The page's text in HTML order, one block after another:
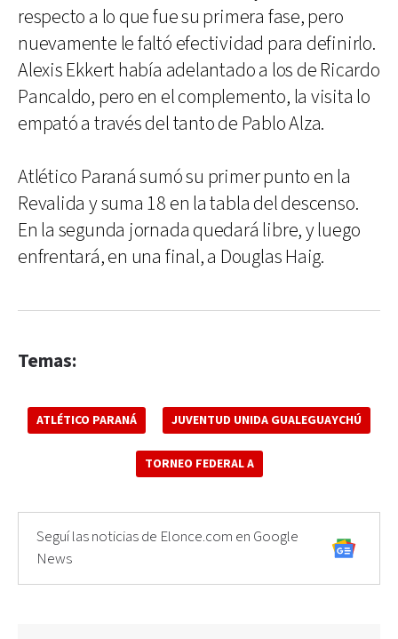
respecto a lo que fue su primera fase, pero
nuevamente le faltó efectividad para definirlo.
Alexis Ekkert había adelantado a los de Ricardo
Pancaldo, pero en el complemento, la visita lo
empató a través del tanto de Pablo Alza.
Atlético Paraná sumó su primer punto en la
Revalida y suma 18 en la tabla del descenso.
En la segunda jornada quedará libre, y luego
enfrentará, en una final, a Douglas Haig.
Temas:
ATLÉTICO PARANÁ JUVENTUD UNIDA GUALEGUAYCHÚ
TORNEO FEDERAL A
Seguí las noticias de Elonce.com en Google
News